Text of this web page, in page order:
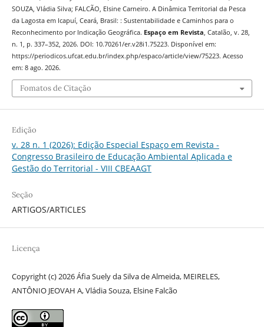
SOUZA, Vládia Silva; FALCÃO, Elsine Carneiro. A Dinâmica Territorial da Pesca
da Lagosta em Icapuí, Ceará, Brasil: : Sustentabilidade e Caminhos para o
Reconhecimento por Indicação Geográfica. Espaço em Revista, Catalão, v. 28,
n. 1, p. 337–352, 2026. DOI: 10.70261/er.v28i1.75223. Disponível em:
https://periodicos.ufcat.edu.br/index.php/espaco/article/view/75223. Acesso
em: 8 ago. 2026.
Fomatos de Citação
Edição
v. 28 n. 1 (2026): Edição Especial Espaço em Revista -
Congresso Brasileiro de Educação Ambiental Aplicada e
Gestão do Territorial - VIII CBEAAGT
Seção
ARTIGOS/ARTICLES
Licença
Copyright (c) 2026 Áfia Suely da Silva de Almeida, MEIRELES,
ANTÔNIO JEOVAH A, Vládia Souza, Elsine Falcão